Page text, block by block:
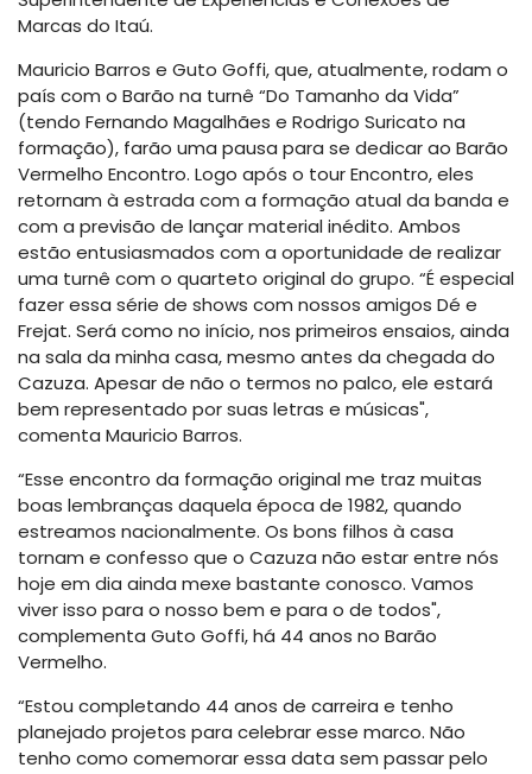
Marcas do Itaú.
Mauricio Barros e Guto Goffi, que, atualmente, rodam o
país com o Barão na turnê “Do Tamanho da Vida”
(tendo Fernando Magalhães e Rodrigo Suricato na
formação), farão uma pausa para se dedicar ao Barão
Vermelho Encontro. Logo após o tour Encontro, eles
retornam à estrada com a formação atual da banda e
com a previsão de lançar material inédito. Ambos
estão entusiasmados com a oportunidade de realizar
uma turnê com o quarteto original do grupo. “É especial
fazer essa série de shows com nossos amigos Dé e
Frejat. Será como no início, nos primeiros ensaios, ainda
na sala da minha casa, mesmo antes da chegada do
Cazuza. Apesar de não o termos no palco, ele estará
bem representado por suas letras e músicas",
comenta Mauricio Barros.
“Esse encontro da formação original me traz muitas
boas lembranças daquela época de 1982, quando
estreamos nacionalmente. Os bons filhos à casa
tornam e confesso que o Cazuza não estar entre nós
hoje em dia ainda mexe bastante conosco. Vamos
viver isso para o nosso bem e para o de todos",
complementa Guto Goffi, há 44 anos no Barão
Vermelho.
“Estou completando 44 anos de carreira e tenho
planejado projetos para celebrar esse marco. Não
tenho como comemorar essa data sem passar pelo